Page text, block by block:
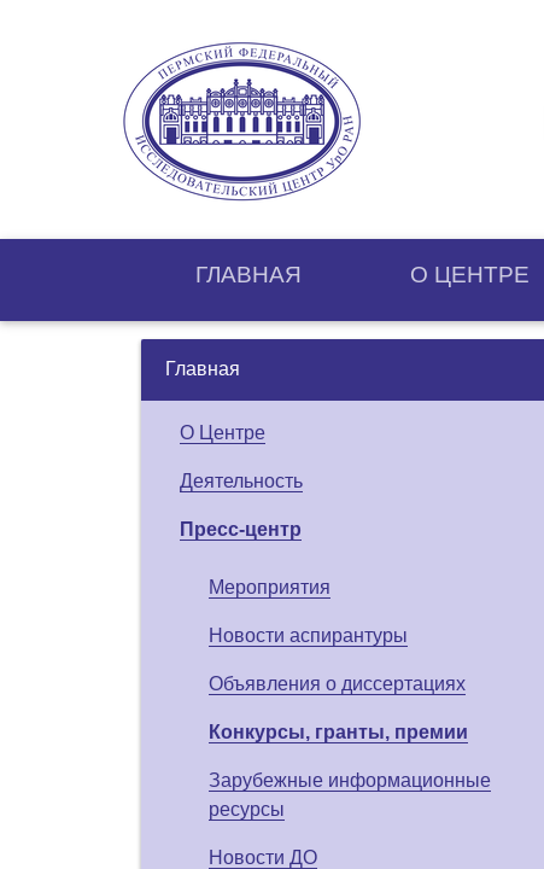
ГЛАВНАЯ О ЦЕНТРE
Главная
О Центре
Деятельность
Пресс-центр
Мероприятия
Новости аспирантуры
Объявления о диссертациях
Конкурсы, гранты, премии
Зарубежные информационные
ресурсы
Новости ДО